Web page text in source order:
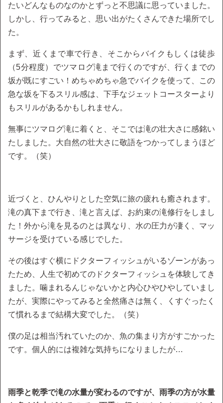
たいどんなものなのかとずっと不思議に思っていました。
しかし、行ってみると、思い出がたくさんできた場所でし
た。
まず、近くまで車で行き、そこからバイクもしくは徒歩
（5分程度）でツマログ滝まで行くのですが、行くまでの
坂が既にすごい！めちゃめちゃ急でバイクを使って、この
急な坂を下るスリル感は、下手なジェットコースターより
もスリルがあるかもしれません。
無事にツマログ滝に着くと、そこでは滝の壮大さに感銘い
たしました。大自然の壮大さに敬語をつかってしまうほど
です。（笑）
近づくと、ひんやりとした空気に旅の疲れも癒されます。
滝の真下まで行き、滝と言えば、お約束の滝修行をしまし
た！外から滝を見るのとは異なり、水の圧力が凄く、マッ
サージを受けている感じでした。
その後はすぐ横にドクターフィッシュがいるゾーンがあっ
たため、人生で初めてのドクターフィッシュを体験してき
ました。噛まれるんじゃないかと内心ひやひやしていまし
たが、実際にやってみると全然痛さは無く、くすぐったく
て慣れるまで結構大変でした。（笑）
僕の足は相当汚れていたのか、魚の集まり方がすごかった
です。個人的には複雑な気持ちになりましたが…
雨季と乾季で滝の水量が変わるのですが、雨季の方が水量